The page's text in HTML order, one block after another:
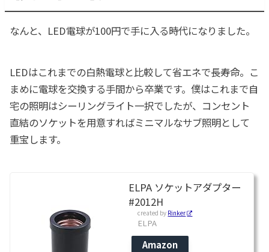
なんと、LED電球が100円で手に入る時代になりました。
LEDはこれまでの白熱電球と比較して省エネで長寿命。こ
まめに電球を交換する手間から卒業です。僕はこれまで自
宅の照明はシーリングライト一択でしたが、コンセント
直結のソケットを用意すればミニマルなサブ照明として
重宝します。
ELPA ソケットアダプター
#2012H
created by Rinker
ELPA
Amazon